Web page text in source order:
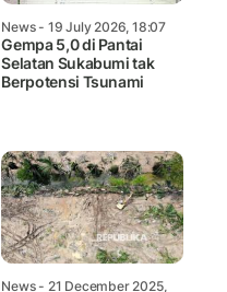
News- 19 July 2026, 18:07
Gempa 5,0 di Pantai
Selatan Sukabumi tak
Berpotensi Tsunami
News- 21 December 2025,